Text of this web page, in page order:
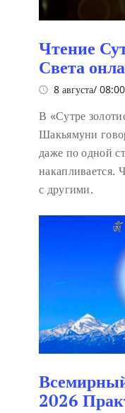
Чтение
Света
8 августа/ 08:00
В «Сутре
Шакьямуни
даже по одной
накапливается.
с другими.
2026